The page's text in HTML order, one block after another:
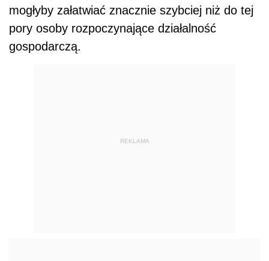
mogłyby załatwiać znacznie szybciej niż do tej
pory osoby rozpoczynające działalność
gospodarczą.
REKLAMA